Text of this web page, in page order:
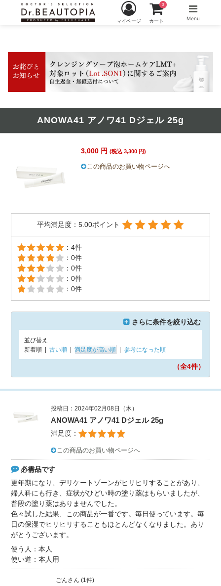
マイページ カート
0
Menu
ANOWA41 アノワ41 Dジェル 25g
3,000 円 (税込 3,300 円)
この商品のお買い物ページへ
平均満足度：5.00ポイント
：4件
：0件
：0件
：0件
：0件
さらに条件を絞り込む
並び替え
新着順
古い順 満足度が高い順 参考になった順
（全4件）
投稿日：2024年02月08日（木）
ANOWA41 アノワ41 Dジェル 25g
満足度：
この商品のお買い物ページへ
必需品です
更年期になり、デリケートゾーンがヒリヒリすることがあり、
婦人科にも行き、症状がひどい時の塗り薬はもらいましたが、
普段の塗り薬はありませんでした。
色々試した結果、この商品が一番です。毎日使っています。毎
日の保湿でヒリヒリすることもほとんどなくなりました。あり
がとうございます。
使う人：本人
使い道：本人用
ごんさん (1件)